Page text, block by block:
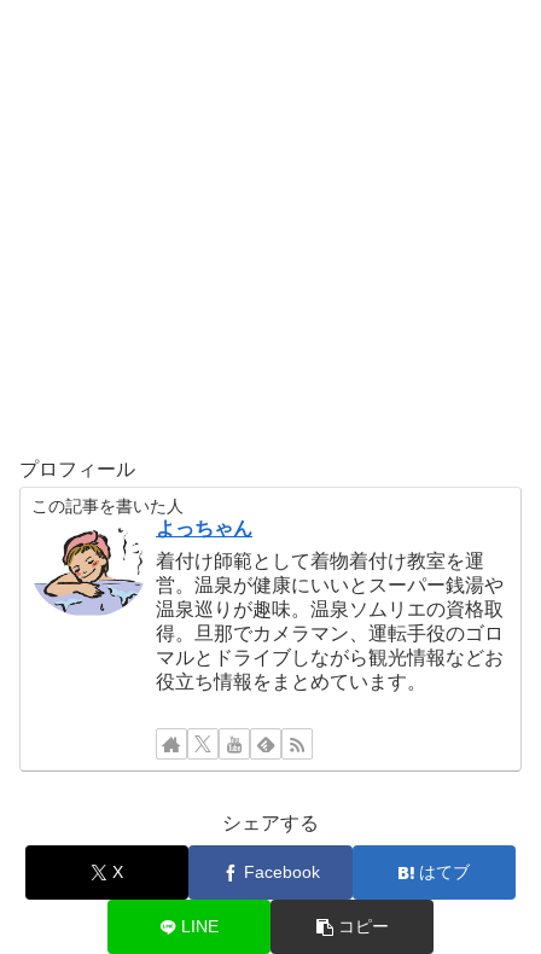
プロフィール
この記事を書いた人
よっちゃん
着付け師範として着物着付け教室を運
営。温泉が健康にいいとスーパー銭湯や
温泉巡りが趣味。温泉ソムリエの資格取
得。旦那でカメラマン、運転手役のゴロ
マルとドライブしながら観光情報などお
役立ち情報をまとめています。
シェアする
X Facebook はてブ
LINE コピー